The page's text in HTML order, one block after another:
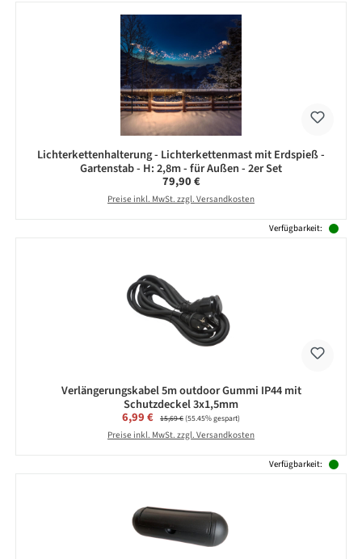
Lichterkettenhalterung - Lichterkettenmast mit Erdspieß -
Gartenstab - H: 2,8m - für Außen - 2er Set
Regulärer Preis:
79,90 €
Preise inkl. MwSt. zzgl. Versandkosten
Verfügbarkeit:
Verlängerungskabel 5m outdoor Gummi IP44 mit
Schutzdeckel 3x1,5mm
Verkaufspreis:
6,99 € Regulärer Preis:
15,69 €(55.45% gespart)
Preise inkl. MwSt. zzgl. Versandkosten
Verfügbarkeit: